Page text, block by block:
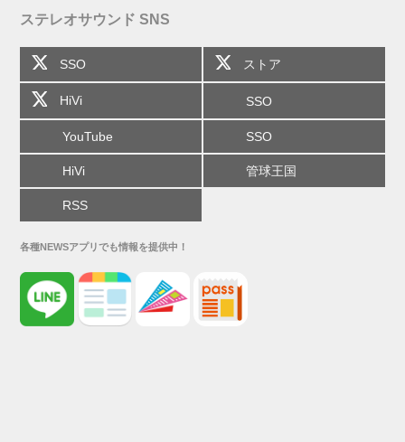
ステレオサウンド SNS
SSO ストア
HiVi SSO
YouTube SSO
HiVi 管球王国
RSS
各種NEWSアプリでも情報を提供中！